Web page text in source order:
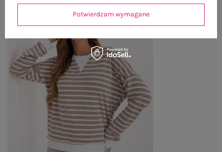
Potwierdzam wymagane